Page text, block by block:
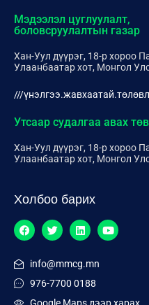
Мэдээлэл цуглуулалт,
боловсруулалтын газар
Хан-Уул дүүрэг, 18-р хороо
Улаанбаатар хот, Монгол
///
Утсаар судалгаа авах төв
Хан-Уул дүүрэг, 18-р хороо
Улаанбаатар хот, Монгол
Холбоо барих
info@mmcg.mn
976-7700 0188
Google Maps дээр харах